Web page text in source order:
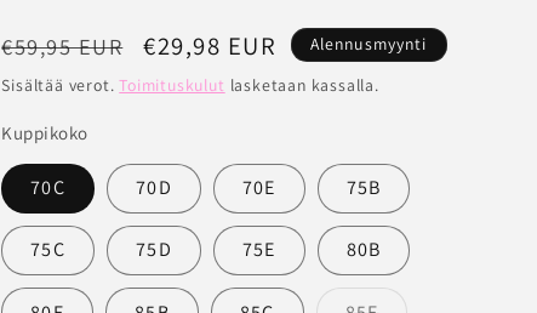
Normaalihinta
€59,95 EUR Alennushinta
€29,98 EUR
Alennusmyynti
Sisältää verot.Toimituskulut lasketaan kassalla.
Kuppikoko
70C 70D 70E 75B
75C 75D 75E 80B